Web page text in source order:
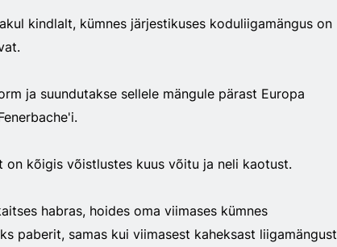
kindlalt, kümnes järjestikuses koduliigamängus on
ja suundutakse sellele mängule pärast Europa
on kõigis võistlustes kuus võitu ja neli kaotust.
habras, hoides oma viimases kümnes
paberit, samas kui viimasest kaheksast liigamängust